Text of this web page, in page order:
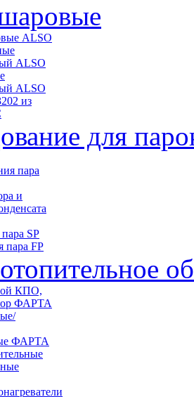
ALSO
ALSO
ALSO
из
для
пара
и
SP
пара FP
КПО,
ФАРТА
ФАРТА